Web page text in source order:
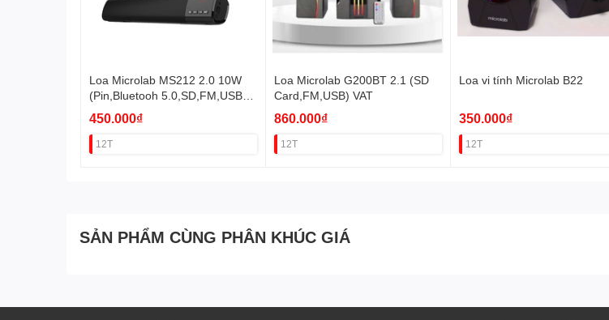
Loa Microlab MS212 2.0 10W
(Pin,Bluetooh 5.0,SD,FM,USB)
VAT
450.000₫
12T
Loa Microlab G200BT 2.1 (SD
Card,FM,USB) VAT
860.000₫
12T
Loa vi tính Microlab B22
350.000₫
12T
SẢN PHẨM CÙNG PHÂN KHÚC GIÁ